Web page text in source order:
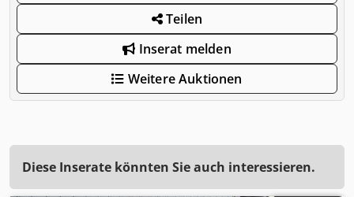
Teilen
Inserat melden
Weitere Auktionen
Diese Inserate könnten Sie auch interessieren.